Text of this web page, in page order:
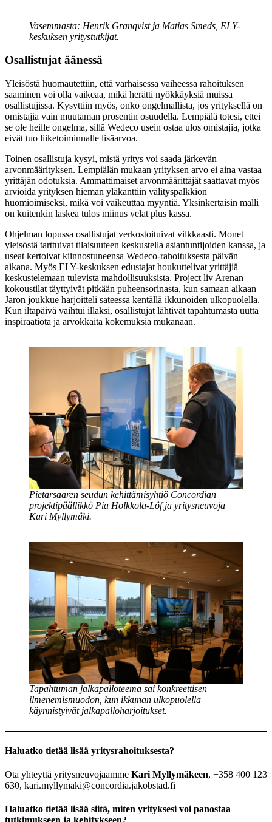
Vasemmasta: Henrik Granqvist ja Matias Smeds, ELY-
keskuksen yritystutkijat.
Osallistujat äänessä
Yleisöstä huomautettiin, että varhaisessa vaiheessa rahoituksen
saaminen voi olla vaikeaa, mikä herätti nyökkäyksiä muissa
osallistujissa. Kysyttiin myös, onko ongelmallista, jos yrityksellä on
omistajia vain muutaman prosentin osuudella. Lempiälä totesi, ettei
se ole heille ongelma, sillä Wedeco usein ostaa ulos omistajia, jotka
eivät tuo liiketoiminnalle lisäarvoa.
Toinen osallistuja kysyi, mistä yritys voi saada järkevän
arvonmäärityksen. Lempiälän mukaan yrityksen arvo ei aina vastaa
yrittäjän odotuksia. Ammattimaiset arvonmäärittäjät saattavat myös
arvioida yrityksen hieman yläkanttiin välityspalkkion
huomioimiseksi, mikä voi vaikeuttaa myyntiä. Yksinkertaisin malli
on kuitenkin laskea tulos miinus velat plus kassa.
Ohjelman lopussa osallistujat verkostoituivat vilkkaasti. Monet
yleisöstä tarttuivat tilaisuuteen keskustella asiantuntijoiden kanssa, ja
useat kertoivat kiinnostuneensa Wedeco-rahoituksesta päivän
aikana. Myös ELY-keskuksen edustajat houkuttelivat yrittäjiä
keskustelemaan tulevista mahdollisuuksista. Project liv Arenan
kokoustilat täyttyivät pitkään puheensorinasta, kun samaan aikaan
Jaron joukkue harjoitteli sateessa kentällä ikkunoiden ulkopuolella.
Kun iltapäivä vaihtui illaksi, osallistujat lähtivät tapahtumasta uutta
inspiraatiota ja arvokkaita kokemuksia mukanaan.
Pietarsaaren seudun kehittämisyhtiö Concordian
projektipäällikkö Pia Holkkola-Löf ja yritysneuvoja
Kari Myllymäki.
Tapahtuman jalkapalloteema sai konkreettisen
ilmenemismuodon, kun ikkunan ulkopuolella
käynnistyivät jalkapalloharjoitukset.
Haluatko tietää lisää yritysrahoituksesta?
Ota yhteyttä yritysneuvojaamme Kari Myllymäkeen, +358 400 123
630, kari.myllymaki@concordia.jakobstad.fi
Haluatko tietää lisää siitä, miten yrityksesi voi panostaa